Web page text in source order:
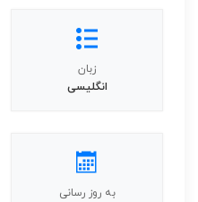
زبان
انگلیسی
به روز رسانی